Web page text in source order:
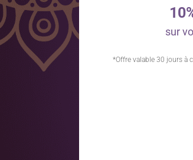
sur
*Offre valable 30 jours à